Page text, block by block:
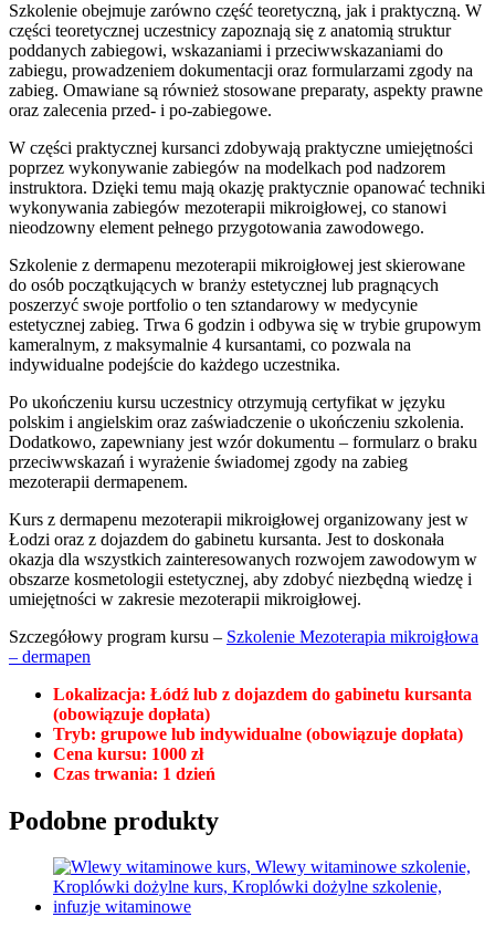
Szkolenie obejmuje zarówno część teoretyczną, jak i praktyczną. W
części teoretycznej uczestnicy zapoznają się z anatomią struktur
poddanych zabiegowi, wskazaniami i przeciwwskazaniami do
zabiegu, prowadzeniem dokumentacji oraz formularzami zgody na
zabieg. Omawiane są również stosowane preparaty, aspekty prawne
oraz zalecenia przed- i po-zabiegowe.
W części praktycznej kursanci zdobywają praktyczne umiejętności
poprzez wykonywanie zabiegów na modelkach pod nadzorem
instruktora. Dzięki temu mają okazję praktycznie opanować techniki
wykonywania zabiegów mezoterapii mikroigłowej, co stanowi
nieodzowny element pełnego przygotowania zawodowego.
Szkolenie z dermapenu mezoterapii mikroigłowej jest skierowane
do osób początkujących w branży estetycznej lub pragnących
poszerzyć swoje portfolio o ten sztandarowy w medycynie
estetycznej zabieg. Trwa 6 godzin i odbywa się w trybie grupowym
kameralnym, z maksymalnie 4 kursantami, co pozwala na
indywidualne podejście do każdego uczestnika.
Po ukończeniu kursu uczestnicy otrzymują certyfikat w języku
polskim i angielskim oraz zaświadczenie o ukończeniu szkolenia.
Dodatkowo, zapewniany jest wzór dokumentu – formularz o braku
przeciwwskazań i wyrażenie świadomej zgody na zabieg
mezoterapii dermapenem.
Kurs z dermapenu mezoterapii mikroigłowej organizowany jest w
Łodzi oraz z dojazdem do gabinetu kursanta. Jest to doskonała
okazja dla wszystkich zainteresowanych rozwojem zawodowym w
obszarze kosmetologii estetycznej, aby zdobyć niezbędną wiedzę i
umiejętności w zakresie mezoterapii mikroigłowej.
Szczegółowy program kursu – Szkolenie Mezoterapia mikroigłowa
– dermapen
Lokalizacja: Łódź lub z dojazdem do gabinetu kursanta
(obowiązuje dopłata)
Tryb: grupowe lub indywidualne (obowiązuje dopłata)
Cena kursu: 1000 zł
Czas trwania: 1 dzień
Podobne produkty